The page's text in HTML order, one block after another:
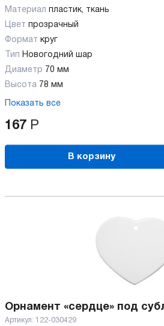
Материал пластик, ткань
Цвет прозрачный
Формат круг
Тип Новогодний шар
Диаметр 70 мм
Высота 78 мм
Показать все
167 Р
В корзину
Орнамент «сердце» под
Артикул: 122-030429